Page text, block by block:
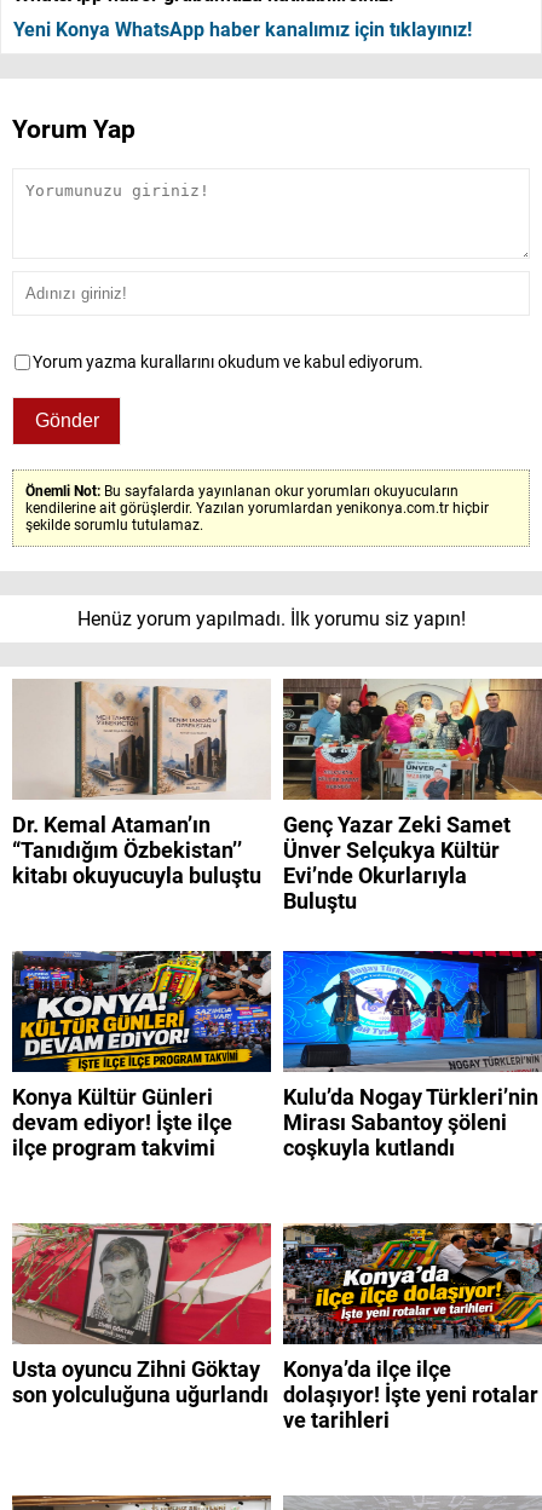
Yeni Konya WhatsApp haber kanalımız için tıklayınız!
Yorum Yap
Yorum yazma kurallarını okudum ve kabul ediyorum.
Önemli Not: Bu sayfalarda yayınlanan okur yorumları okuyucuların
kendilerine ait görüşlerdir. Yazılan yorumlardan yenikonya.com.tr hiçbir
şekilde sorumlu tutulamaz.
Henüz yorum yapılmadı. İlk yorumu siz yapın!
Dr. Kemal Ataman’ın
“Tanıdığım Özbekistan’’
kitabı okuyucuyla buluştu
Genç Yazar Zeki Samet
Ünver Selçukya Kültür
Evi’nde Okurlarıyla
Buluştu
Konya Kültür Günleri
devam ediyor! İşte ilçe
ilçe program takvimi
Kulu’da Nogay Türkleri’nin
Mirası Sabantoy şöleni
coşkuyla kutlandı
Usta oyuncu Zihni Göktay
son yolculuğuna uğurlandı
Konya’da ilçe ilçe
dolaşıyor! İşte yeni rotalar
ve tarihleri